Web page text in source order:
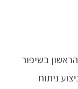
בשיפור
ניתוח